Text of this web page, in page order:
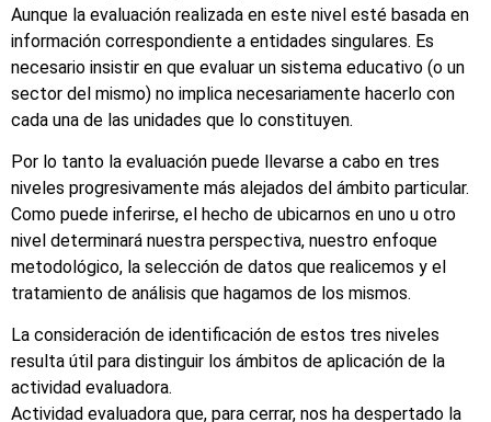
Aunque la evaluación realizada en este nivel esté basada en
información correspondiente a entidades singulares. Es
necesario insistir en que evaluar un sistema educativo (o un
sector del mismo) no implica necesariamente hacerlo con
cada una de las unidades que lo constituyen.
Por lo tanto la evaluación puede llevarse a cabo en tres
niveles progresivamente más alejados del ámbito particular.
Como puede inferirse, el hecho de ubicarnos en uno u otro
nivel determinará nuestra perspectiva, nuestro enfoque
metodológico, la selección de datos que realicemos y el
tratamiento de análisis que hagamos de los mismos.
La consideración de identificación de estos tres niveles
resulta útil para distinguir los ámbitos de aplicación de la
actividad evaluadora.
Actividad evaluadora que, para cerrar, nos ha despertado la